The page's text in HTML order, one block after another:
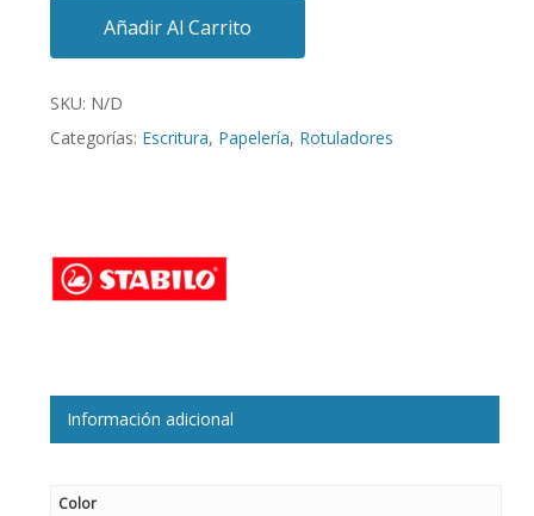
Añadir Al Carrito
SKU: N/D
Categorías: Escritura, Papelería, Rotuladores
Información adicional
Color